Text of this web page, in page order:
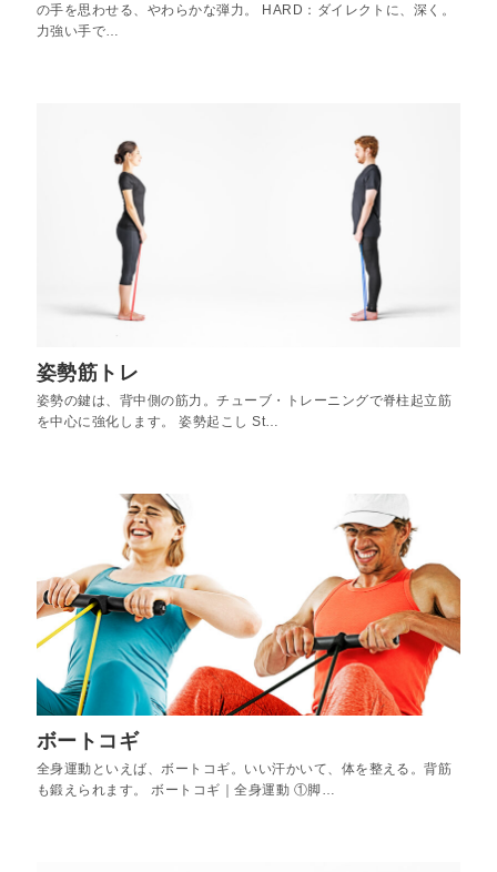
の手を思わせる、やわらかな弾力。 HARD：ダイレクトに、深く。
力強い手で…
姿勢筋トレ
姿勢の鍵は、背中側の筋力。チューブ・トレーニングで脊柱起立筋
を中心に強化します。 姿勢起こし St…
ボートコギ
全身運動といえば、ボートコギ。いい汗かいて、体を整える。背筋
も鍛えられます。 ボートコギ｜全身運動 ①脚…